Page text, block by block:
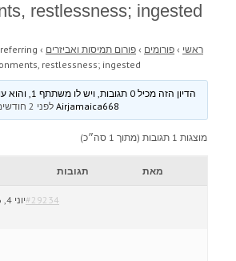
restlessness; ingested.
ראשי › פורומים › פורום תמיסות ואביזרים ›
restlessness; ingested.
הדיון הזה מכיל 0 תגובות, ויש לו משתתף 1, והוא עודכן לאחרונה ע״י
לפני 2 חודשים
מוצגות 1 תגובות (מתוך 1 סה״כ)
מאת תגובות
יוני 4, 2026 בשעה 8:29 am#29234